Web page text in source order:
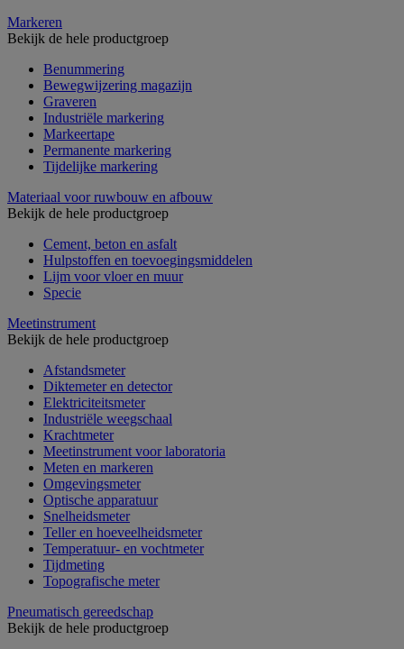
Markeren
Bekijk de hele productgroep
Benummering
Bewegwijzering magazijn
Graveren
Industriële markering
Markeertape
Permanente markering
Tijdelijke markering
Materiaal voor ruwbouw en afbouw
Bekijk de hele productgroep
Cement, beton en asfalt
Hulpstoffen en toevoegingsmiddelen
Lijm voor vloer en muur
Specie
Meetinstrument
Bekijk de hele productgroep
Afstandsmeter
Diktemeter en detector
Elektriciteitsmeter
Industriële weegschaal
Krachtmeter
Meetinstrument voor laboratoria
Meten en markeren
Omgevingsmeter
Optische apparatuur
Snelheidsmeter
Teller en hoeveelheidsmeter
Temperatuur- en vochtmeter
Tijdmeting
Topografische meter
Pneumatisch gereedschap
Bekijk de hele productgroep